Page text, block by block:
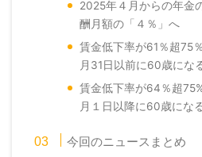
2025年４月からの年金
酬月額の「４％」へ
賃金低下率が61％超75
月31日以前に60歳にな
賃金低下率が64％超
月１日以降に60歳にな
今回のニュースまとめ